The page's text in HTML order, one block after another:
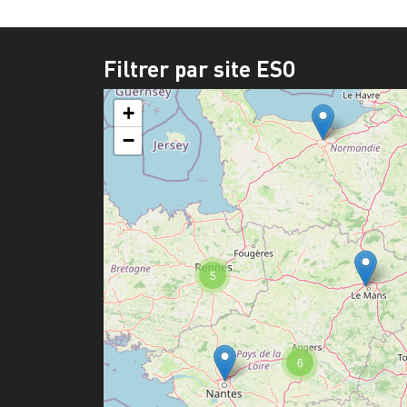
Filtrer par site ESO
6
5
+
−